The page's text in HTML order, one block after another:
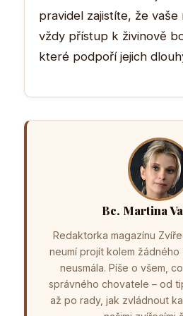
pravidel zajistíte, že
vždy přístup k živinově
které podpoří jejich
Bc. Martina
Redaktorka magazínu
neumí projít kolem
neusmála. Píše o všem,
správného chovatele – od
až po rady, jak zvládnout